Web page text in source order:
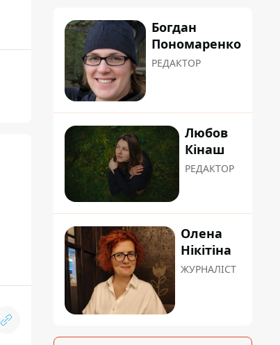
Богдан
Пономаренко
РЕДАКТОР
Любов
Кінаш
РЕДАКТОР
Олена
Нікітіна
ЖУРНАЛІСТ